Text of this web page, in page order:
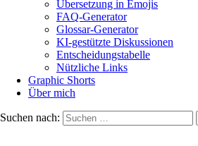
Übersetzung in Emojis
FAQ-Generator
Glossar-Generator
KI-gestützte Diskussionen
Entscheidungstabelle
Nützliche Links
Graphic Shorts
Über mich
Suchen nach: